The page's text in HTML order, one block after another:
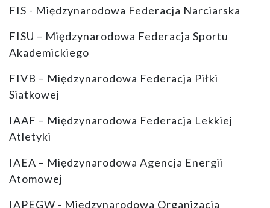
FIS - Międzynarodowa Federacja Narciarska
FISU – Międzynarodowa Federacja Sportu
Akademickiego
FIVB – Międzynarodowa Federacja Piłki
Siatkowej
IAAF – Międzynarodowa Federacja Lekkiej
Atletyki
IAEA – Międzynarodowa Agencja Energii
Atomowej
IAPEGW - Międzynarodowa Organizacja